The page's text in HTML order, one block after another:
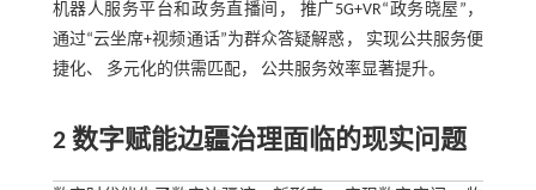
机器人服务平台和政务直播间， 推广5G+VR“政务晓屋”，
通过“云坐席+视频通话”为群众答疑解惑， 实现公共服务便
捷化、 多元化的供需匹配， 公共服务效率显著提升。
2 数字赋能边疆治理面临的现实问题